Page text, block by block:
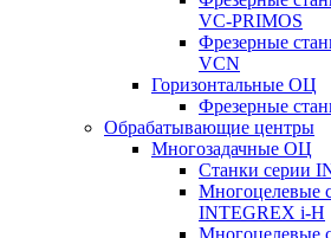
VC-PRIMOS
Фрезерные
VCN
Горизонтальные ОЦ
Фрезерные
Обрабатывающие центры
Многозадачные ОЦ
Cтанки серии
Многоцелевые
INTEGREX i-H
Многоцелевые